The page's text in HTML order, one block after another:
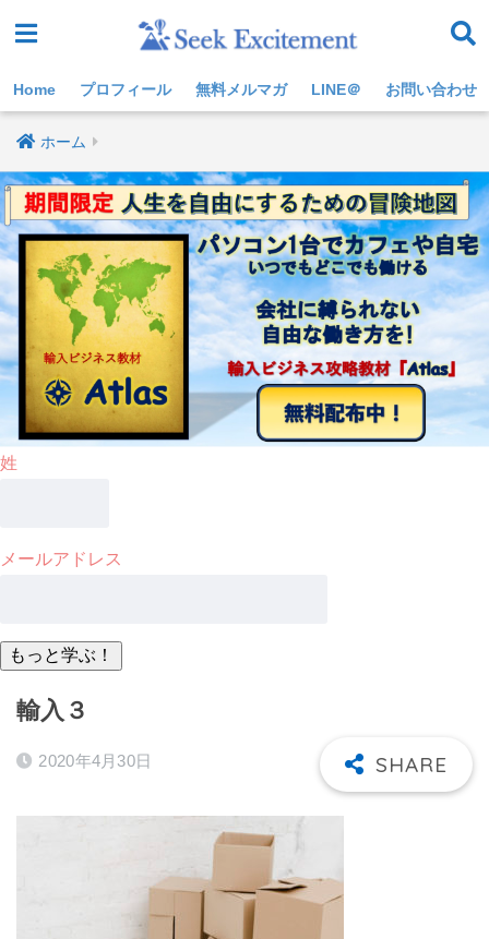
Home プロフィール 無料メルマガ LINE＠ お問い合わせ
ホーム
姓
メールアドレス
輸入３
2020年4月30日